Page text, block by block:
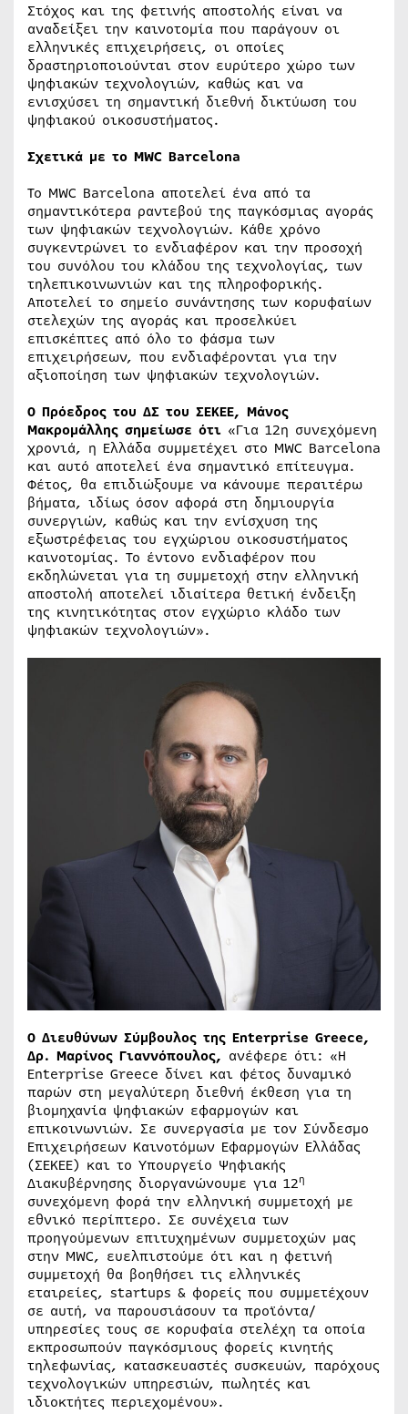
Στόχος και της φετινής αποστολής είναι να
αναδείξει την καινοτομία που παράγουν οι
ελληνικές επιχειρήσεις, οι οποίες
δραστηριοποιούνται στον ευρύτερο χώρο των
ψηφιακών τεχνολογιών, καθώς και να
ενισχύσει τη σημαντική διεθνή δικτύωση του
ψηφιακού οικοσυστήματος.
Σχετικά με το MWC Barcelona
Το MWC Barcelona αποτελεί ένα από τα
σημαντικότερα ραντεβού της παγκόσμιας αγοράς
των ψηφιακών τεχνολογιών. Κάθε χρόνο
συγκεντρώνει το ενδιαφέρον και την προσοχή
του συνόλου του κλάδου της τεχνολογίας, των
τηλεπικοινωνιών και της πληροφορικής.
Αποτελεί το σημείο συνάντησης των κορυφαίων
στελεχών της αγοράς και προσελκύει
επισκέπτες από όλο το φάσμα των
επιχειρήσεων, που ενδιαφέρονται για την
αξιοποίηση των ψηφιακών τεχνολογιών.
Ο Πρόεδρος του ΔΣ του ΣΕΚΕΕ, Μάνος
Μακρομάλλης σημείωσε ότι «Για 12η συνεχόμενη
χρονιά, η Ελλάδα συμμετέχει στο MWC Barcelona
και αυτό αποτελεί ένα σημαντικό επίτευγμα.
Φέτος, θα επιδιώξουμε να κάνουμε περαιτέρω
βήματα, ιδίως όσον αφορά στη δημιουργία
συνεργιών, καθώς και την ενίσχυση της
εξωστρέφειας του εγχώριου οικοσυστήματος
καινοτομίας. Το έντονο ενδιαφέρον που
εκδηλώνεται για τη συμμετοχή στην ελληνική
αποστολή αποτελεί ιδιαίτερα θετική ένδειξη
της κινητικότητας στον εγχώριο κλάδο των
ψηφιακών τεχνολογιών».
Ο Διευθύνων Σύμβουλος της Enterprise Greece,
Δρ. Μαρίνος Γιαννόπουλος, ανέφερε ότι: «Η
Enterprise Greece δίνει και φέτος δυναμικό
παρών στη μεγαλύτερη διεθνή έκθεση για τη
βιομηχανία ψηφιακών εφαρμογών και
επικοινωνιών. Σε συνεργασία με τον Σύνδεσμο
Επιχειρήσεων Καινοτόμων Εφαρμογών Ελλάδας
(ΣΕΚΕΕ) και το Υπουργείο Ψηφιακής
Διακυβέρνησης διοργανώνουμε για 12η
συνεχόμενη φορά την ελληνική συμμετοχή με
εθνικό περίπτερο. Σε συνέχεια των
προηγούμενων επιτυχημένων συμμετοχών μας
στην MWC, ευελπιστούμε ότι και η φετινή
συμμετοχή θα βοηθήσει τις ελληνικές
εταιρείες, startups & φορείς που συμμετέχουν
σε αυτή, να παρουσιάσουν τα προϊόντα/
υπηρεσίες τους σε κορυφαία στελέχη τα οποία
εκπροσωπούν παγκόσμιους φορείς κινητής
τηλεφωνίας, κατασκευαστές συσκευών, παρόχους
τεχνολογικών υπηρεσιών, πωλητές και
ιδιοκτήτες περιεχομένου».